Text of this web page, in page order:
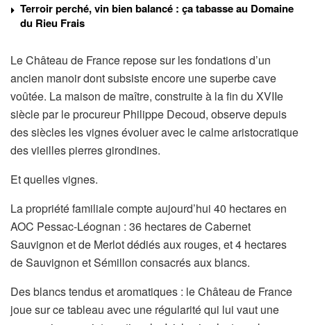
Terroir perché, vin bien balancé : ça tabasse au Domaine
du Rieu Frais
Le Château de France repose sur les fondations d’un
ancien manoir dont subsiste encore une superbe cave
voûtée. La maison de maître, construite à la fin du XVIIe
siècle par le procureur Philippe Decoud, observe depuis
des siècles les vignes évoluer avec le calme aristocratique
des vieilles pierres girondines.
Et quelles vignes.
La propriété familiale compte aujourd’hui 40 hectares en
AOC Pessac-Léognan : 36 hectares de Cabernet
Sauvignon et de Merlot dédiés aux rouges, et 4 hectares
de Sauvignon et Sémillon consacrés aux blancs.
Des blancs tendus et aromatiques : le Château de France
joue sur ce tableau avec une régularité qui lui vaut une